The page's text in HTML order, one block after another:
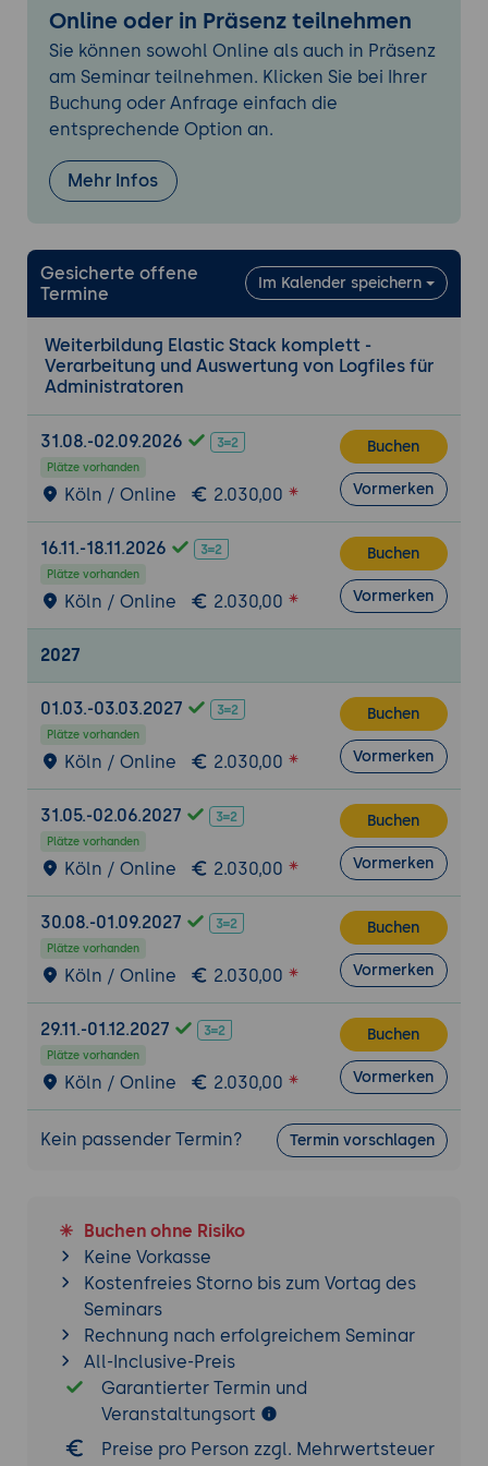
Node Rollen im Elasticsearch Cluster
Automatisiertes Indexmanagement
Konfiguration für den Livebetrieb
Backups und Updates
Absicherung des Elastic Stacks
Lizenzmodelle
Alerting
Monitoring des Elastic Stacks
Upgrade von Version 8 auf 9 - Neue
Fleet Server und Elastic Agents
Installation, Konfiguration der beiden
Fleet Server zur zentralen Verwaltung von
Integrations zum Import von Logs /
Metriken wichtiger Applikationen
Online oder in Präsenz teilnehmen
Sie können sowohl Online als auch in Präsenz
am Seminar teilnehmen. Klicken Sie bei Ihrer
Buchung oder Anfrage einfach die
entsprechende Option an.
Mehr Infos
Gesicherte offene
Termine
Im Kalender speichern
Weiterbildung Elastic Stack komplett -
Verarbeitung und Auswertung von Logfiles für
Administratoren
31.08.-02.09.2026
Plätze vorhanden
Köln / Online 2.030,00
Buchen
Vormerken
16.11.-18.11.2026
Plätze vorhanden
Köln / Online 2.030,00
Buchen
Vormerken
2027
01.03.-03.03.2027
Plätze vorhanden
Köln / Online 2.030,00
Buchen
Vormerken
31.05.-02.06.2027
Plätze vorhanden
Köln / Online 2.030,00
Buchen
Vormerken
30.08.-01.09.2027
Plätze vorhanden
Köln / Online 2.030,00
Buchen
Vormerken
29.11.-01.12.2027
Plätze vorhanden
Köln / Online 2.030,00
Buchen
Vormerken
Kein passender Termin? Termin vorschlagen
Buchen ohne Risiko
Keine Vorkasse
Kostenfreies Storno bis zum Vortag des
Seminars
Rechnung nach erfolgreichem Seminar
All-Inclusive-Preis
Garantierter Termin und
Veranstaltungsort
Preise pro Person zzgl. Mehrwertsteuer